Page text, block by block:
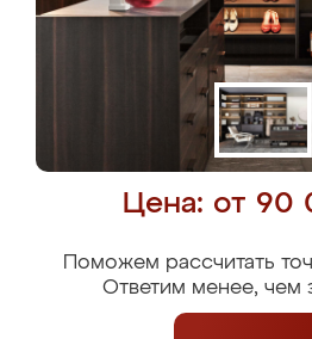
Цена: от 90
Поможем рассчитать
Ответим менее, чем